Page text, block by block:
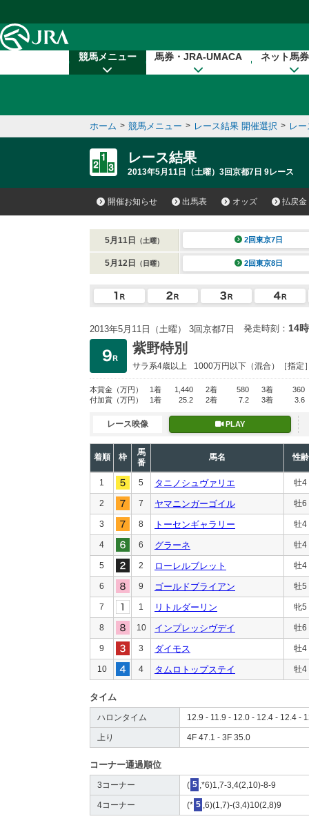
競馬メニュー 馬券・JRA-UMACA ネット馬
ホーム > 競馬メニュー > レース結果 開催選択 > レ
レース結果
2013年5月11日（土曜）3回京都7日 9レース
開催お知らせ 出馬表 オッズ 払戻金
5月11日 （土曜） 2回東京7日
5月12日 （日曜） 2回東京8日
2013年5月11日（土曜） 3回京都7日 発走時刻： 14
紫野特別
サラ系4歳以上 1000万円以下 （混合）［指定
本賞金 （万円） 1着 1,440 2着 580 3着
360
付加賞 （万円） 1着 25.2 2着 7.2 3着 3.6
レース映像 PLAY
着順 枠
馬
番
馬名 性齢
1 5 タニノシュヴァリエ 牡4
2 7 ヤマニンガーゴイル 牡6
3 8 トーセンギャラリー 牡4
4 6 グラーネ 牡4
5 2 ローレルブレット 牡4
6 9 ゴールドブライアン 牡5
7 1 リトルダーリン 牝5
8 10 インプレッシヴデイ 牡6
9 3 ダイモス 牡4
10 4 タムロトップステイ 牡4
タイム
ハロンタイム 12.9 - 11.9 - 12.0 - 12.4 - 12.4 -
上り 4F 47.1 - 3F 35.0
コーナー通過順位
3コーナー ( 5 ,*6)1,7-3,4(2,10)-8-9
4コーナー (* 5 ,6)(1,7)-(3,4)10(2,8)9